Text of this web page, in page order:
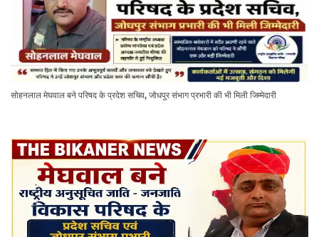
सोहनलाल मेघवाल बने परिषद के प्रदेश सचिव, जोधपुर संभाग प्रभारी की भी मिली जिम्मेदारी